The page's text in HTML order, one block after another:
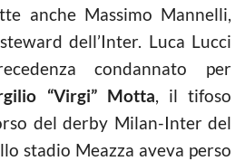
anche Massimo Mannelli,
dell’Inter. Luca Lucci
condannato per
“Virgi” Motta, il tifoso
del derby Milan-Inter del
stadio Meazza aveva perso